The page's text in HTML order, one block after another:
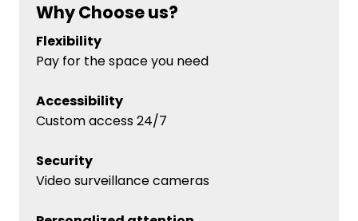
Why Choose us?
Flexibility
Pay for the space you need
Accessibility
Custom access 24/7
Security
Video surveillance cameras